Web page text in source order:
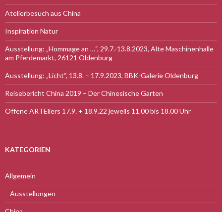
Atelierbesuch aus China
Inspiration Natur
Ausstellung: „Hommage an …“, 29.7.-13.8.2023, Alte Maschinenhalle
am Pferdemarkt, 26121 Oldenburg
Ausstellung: „Licht“, 13.8. – 17.9.2023, BBK-Galerie Oldenburg
Reisebericht China 2019 – Der Chinesische Garten
Offene ARTEliers 17.9. + 18.9.22 jeweils 11.00 bis 18.00 Uhr
KATEGORIEN
Allgemein
Ausstellungen